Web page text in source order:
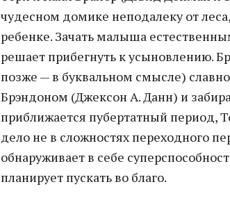
чудесном домике неподалеку от
ребенке. Зачать малыша
решает прибегнуть к усыновлению.
позже — в буквальном смысле)
Брэндоном (Джексон А. Данн) и
приближается пубертатный период,
дело не в сложностях переходного
обнаруживает в себе
планирует пускать во благо.